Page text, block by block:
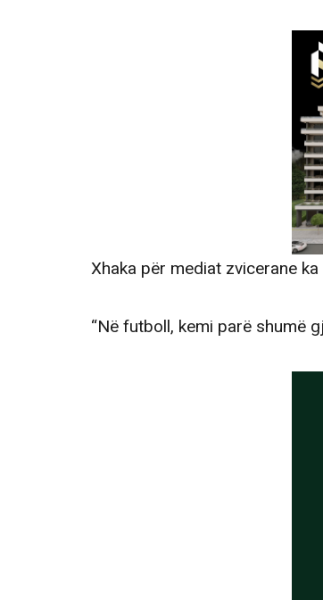
Xhaka për mediat zvicerane
“Në futboll, kemi parë shumë